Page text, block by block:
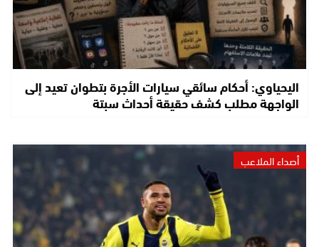
اليحياوي: أحكام سائقي سيارات الأجرة بتطوان تعيد إلى
الواجهة مطلب كشف حقيقة أحداث سبتة
أصداء الملاعب